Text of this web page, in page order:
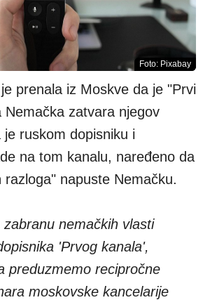
Foto: Pixabay
prenala iz Moskve da je "Prvi
Nemačka zatvara njegov
je ruskom dopisniku i
na tom kanalu, naređeno da
razloga" napuste Nemačku.
nemačkih vlasti
'Prvog kanala',
preduzmemo recipročne
moskovske kancelarije